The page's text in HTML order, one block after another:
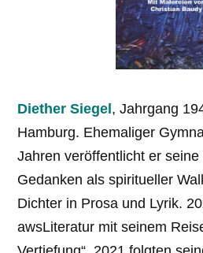
Diether Siegel, Jahrgang
Hamburg. Ehemaliger
Jahren veröffentlicht er
Gedanken als spiritueller
Dichter in Prosa und Lyrik.
awsLiteratur mit seinem